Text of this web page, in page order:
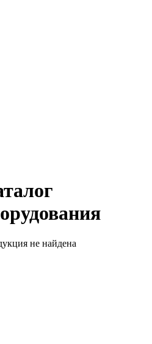
не найдена